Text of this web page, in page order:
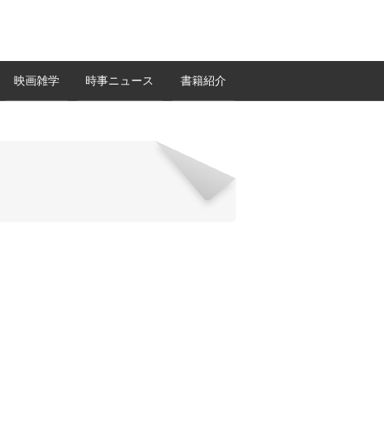
映画雑学 時事ニュース 書籍紹介